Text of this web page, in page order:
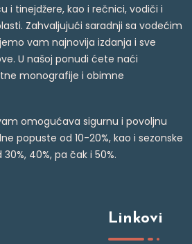
i tinejdžere, kao i rečnici, vodiči i
Zahvaljujući saradnji sa vodećim
vam najnovija izdanja i sve
U našoj ponudi ćete naći
monografije i obimne
omogućava sigurnu i povoljnu
popuste od 10-20%, kao i sezonske
40%, pa čak i 50%.
Linkovi